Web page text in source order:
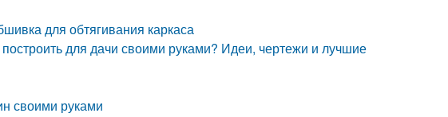
для обтягивания каркаса
для дачи своими руками? Идеи, чертежи и лучшие
своими руками